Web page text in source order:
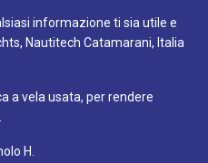
informazione ti sia utile e
Nautitech Catamarani, Italia
a vela usata, per rendere
H.